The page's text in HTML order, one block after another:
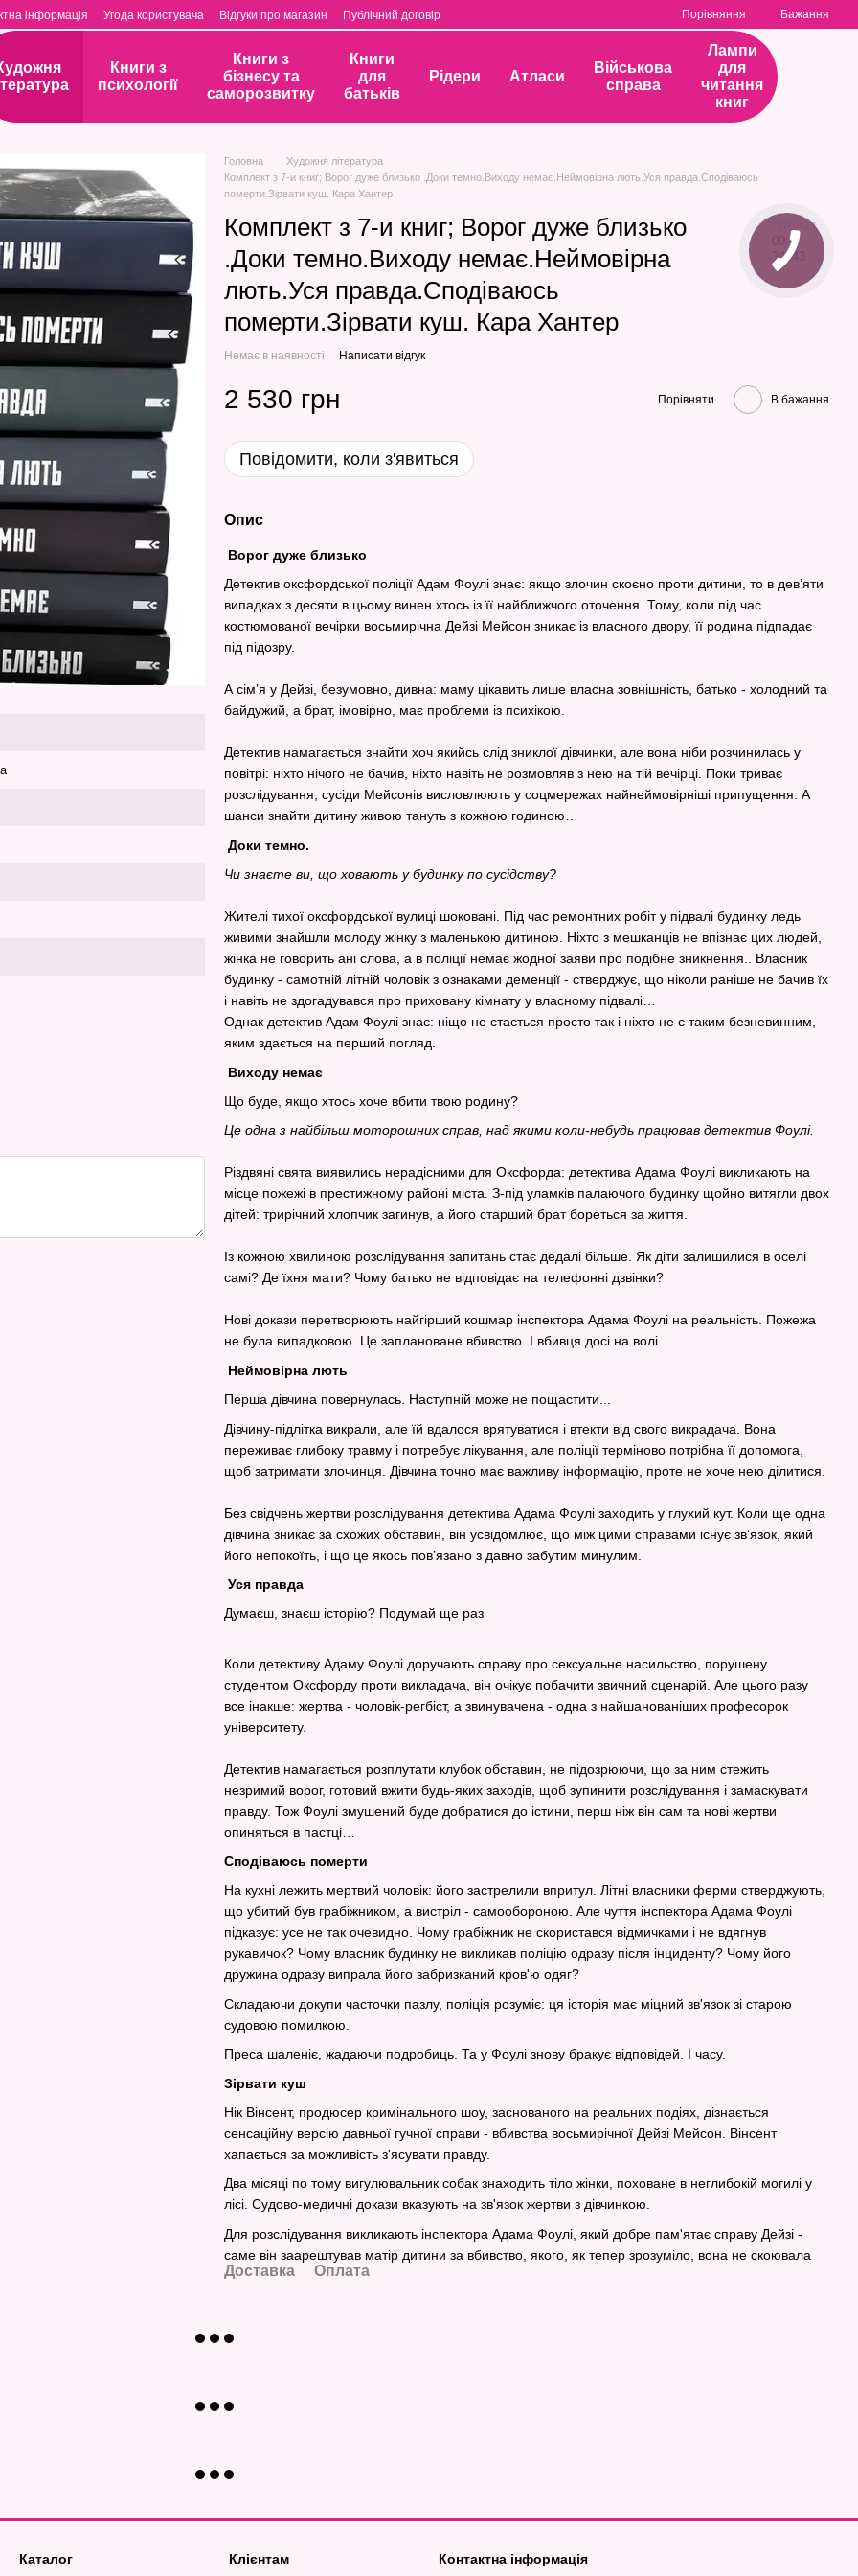
інформація Угода користувача Відгуки про магазин Публічний договір Порівняння Бажання
Книги з
психології
Книги з
бізнесу та
саморозвитку
Книги
для
батьків
Рідери Атласи
Військова
справа
Лампи
для
читання
книг
Головна
Художня література
Комплект з 7-и книг; Ворог дуже близько .Доки темно.Виходу немає.Неймовірна лють.Уся правда.Сподіваюсь
померти.Зірвати куш. Кара Хантер
Комплект з 7-и книг; Ворог дуже близько
.Доки темно.Виходу немає.Неймовірна
лють.Уся правда.Сподіваюсь
померти.Зірвати куш. Кара Хантер
Артикул
34643
Немає в наявності Написати відгук
2 530 грн Порівняти В бажання
Повідомити, коли з'явиться
Опис
Ворог дуже близько
Детектив оксфордської поліції Адам Фоулі знає: якщо злочин скоєно проти дитини, то в дев’яти
випадках з десяти в цьому винен хтось із її найближчого оточення. Тому, коли під час
костюмованої вечірки восьмирічна Дейзі Мейсон зникає із власного двору, її родина підпадає
під підозру.
А сім’я у Дейзі, безумовно, дивна: маму цікавить лише власна зовнішність, батько - холодний та
байдужий, а брат, імовірно, має проблеми із психікою.
Детектив намагається знайти хоч якийсь слід зниклої дівчинки, але вона ніби розчинилась у
повітрі: ніхто нічого не бачив, ніхто навіть не розмовляв з нею на тій вечірці. Поки триває
розслідування, сусіди Мейсонів висловлюють у соцмережах найнеймовірніші припущення. А
шанси знайти дитину живою тануть з кожною годиною…
Доки темно.
Чи знаєте ви, що ховають у будинку по сусідству?
Жителі тихої оксфордської вулиці шоковані. Під час ремонтних робіт у підвалі будинку ледь
живими знайшли молоду жінку з маленькою дитиною. Ніхто з мешканців не впізнає цих людей,
жінка не говорить ані слова, а в поліції немає жодної заяви про подібне зникнення.. Власник
будинку - самотній літній чоловік з ознаками деменції - стверджує, що ніколи раніше не бачив їх
і навіть не здогадувався про приховану кімнату у власному підвалі…
Однак детектив Адам Фоулі знає: ніщо не стається просто так і ніхто не є таким безневинним,
яким здається на перший погляд.
Виходу немає
Що буде, якщо хтось хоче вбити твою родину?
Це одна з найбільш моторошних справ, над якими коли-небудь працював детектив Фоулі.
Різдвяні свята виявились нерадісними для Оксфорда: детектива Адама Фоулі викликають на
місце пожежі в престижному районі міста. З-під уламків палаючого будинку щойно витягли двох
дітей: трирічний хлопчик загинув, а його старший брат бореться за життя.
Із кожною хвилиною розслідування запитань стає дедалі більше. Як діти залишилися в оселі
самі? Де їхня мати? Чому батько не відповідає на телефонні дзвінки?
Нові докази перетворюють найгірший кошмар інспектора Адама Фоулі на реальність. Пожежа
не була випадковою. Це заплановане вбивство. І вбивця досі на волі...
Неймовірна лють
Перша дівчина повернулась. Наступній може не пощастити...
Дівчину-підлітка викрали, але їй вдалося врятуватися і втекти від свого викрадача. Вона
переживає глибоку травму і потребує лікування, але поліції терміново потрібна її допомога,
щоб затримати злочинця. Дівчина точно має важливу інформацію, проте не хоче нею ділитися.
Без свідчень жертви розслідування детектива Адама Фоулі заходить у глухий кут. Коли ще одна
дівчина зникає за схожих обставин, він усвідомлює, що між цими справами існує зв’язок, який
його непокоїть, і що це якось пов’язано з давно забутим минулим.
Уся правда
Думаєш, знаєш історію? Подумай ще раз
Коли детективу Адаму Фоулі доручають справу про сексуальне насильство, порушену
студентом Оксфорду проти викладача, він очікує побачити звичний сценарій. Але цього разу
все інакше: жертва - чоловік-регбіст, а звинувачена - одна з найшанованіших професорок
університету.
Детектив намагається розплутати клубок обставин, не підозрюючи, що за ним стежить
незримий ворог, готовий вжити будь-яких заходів, щоб зупинити розслідування і замаскувати
правду. Тож Фоулі змушений буде добратися до істини, перш ніж він сам та нові жертви
опиняться в пастці…
Сподіваюсь померти
На кухні лежить мертвий чоловік: його застрелили впритул. Літні власники ферми стверджують,
що убитий був грабіжником, а вистріл - самообороною. Але чуття інспектора Адама Фоулі
підказує: усе не так очевидно. Чому грабіжник не скористався відмичками і не вдягнув
рукавичок? Чому власник будинку не викликав поліцію одразу після інциденту? Чому його
дружина одразу випрала його забризканий кров'ю одяг?
Складаючи докупи часточки пазлу, поліція розуміє: ця історія має міцний зв'язок зі старою
судовою помилкою.
Преса шаленіє, жадаючи подробиць. Та у Фоулі знову бракує відповідей. І часу.
Зірвати куш
Нік Вінсент, продюсер кримінального шоу, заснованого на реальних подіях, дізнається
сенсаційну версію давньої гучної справи - вбивства восьмирічної Дейзі Мейсон. Вінсент
хапається за можливість з'ясувати правду.
Два місяці по тому вигулювальник собак знаходить тіло жінки, поховане в неглибокій могилі у
лісі. Судово-медичні докази вказують на зв'язок жертви з дівчинкою.
Для розслідування викликають інспектора Адама Фоулі, який добре пам'ятає справу Дейзі -
саме він заарештував матір дитини за вбивство, якого, як тепер зрозуміло, вона не скоювала
Доставка Оплата
Каталог Клієнтам Контактна інформація